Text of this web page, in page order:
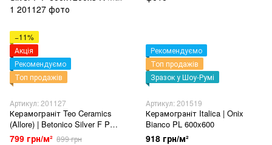
−11%
Акція
Рекомендуємо
Топ продажів
Артикул: 201127
Керамограніт Teo Ceramics
(Allore) | Betonico Silver F P
600x1200x8 R Mat 1
799 грн/м² 899 грн
Рекомендуємо
Топ продажів
Зразок у Шоу-Румі
Артикул: 201519
Керамограніт Italica | Onix
Bianco PL 600x600
918 грн/м²